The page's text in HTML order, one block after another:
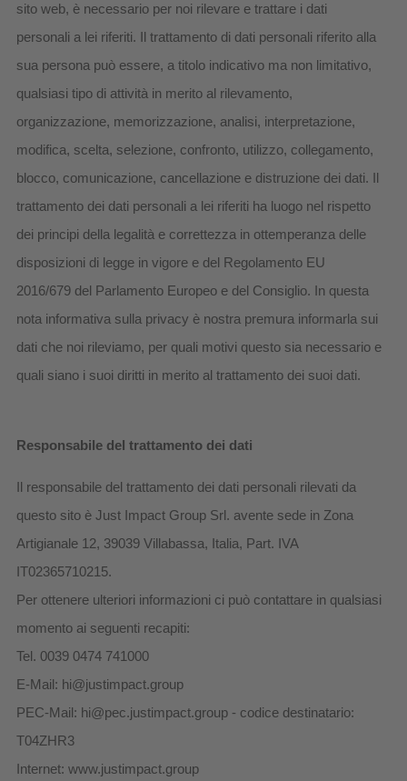
sito web, è necessario per noi rilevare e trattare i dati
personali a lei riferiti. Il trattamento di dati personali riferito alla
sua persona può essere, a titolo indicativo ma non limitativo,
qualsiasi tipo di attività in merito al rilevamento,
organizzazione, memorizzazione, analisi, interpretazione,
modifica, scelta, selezione, confronto, utilizzo, collegamento,
blocco, comunicazione, cancellazione e distruzione dei dati. Il
trattamento dei dati personali a lei riferiti ha luogo nel rispetto
dei principi della legalità e correttezza in ottemperanza delle
disposizioni di legge in vigore e del Regolamento EU
2016/679 del Parlamento Europeo e del Consiglio. In questa
nota informativa sulla privacy è nostra premura informarla sui
dati che noi rileviamo, per quali motivi questo sia necessario e
quali siano i suoi diritti in merito al trattamento dei suoi dati.
Responsabile del trattamento dei dati
Il responsabile del trattamento dei dati personali rilevati da
questo sito è Just Impact Group Srl. avente sede in Zona
Artigianale 12, 39039 Villabassa, Italia, Part. IVA
IT02365710215.
Per ottenere ulteriori informazioni ci può contattare in qualsiasi
momento ai seguenti recapiti:
Tel. 0039 0474 741000
E-Mail: hi@justimpact.group
PEC-Mail: hi@pec.justimpact.group - codice destinatario:
T04ZHR3
Internet: www.justimpact.group